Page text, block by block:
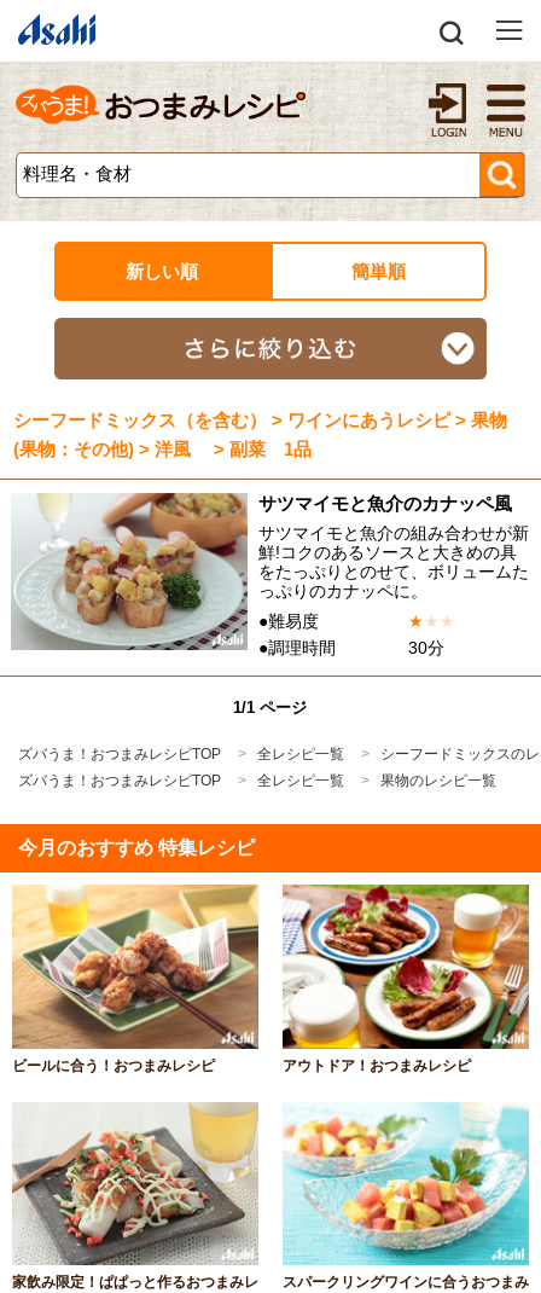
新しい順 簡単順
シーフードミックス（を含む） > ワインにあうレシピ > 果物
(果物：その他) > 洋風 > 副菜 1品
サツマイモと魚介のカナッペ風
サツマイモと魚介の組み合わせが新
鮮!コクのあるソースと大きめの具
をたっぷりとのせて、ボリュームた
っぷりのカナッペに。
●難易度
★★ ★
●調理時間
30分
1/1 ページ
ズバうま！おつまみレシピTOP 全レシピ一覧
シーフードミックスの
ズバうま！おつまみレシピTOP
全レシピ一覧 果物のレシピ一覧
今月のおすすめ 特集レシピ
ビールに合う！おつまみレシピ アウトドア！おつまみレシピ
家飲み限定！ぱぱっと作るおつまみレ
スパークリングワインに合うおつまみ